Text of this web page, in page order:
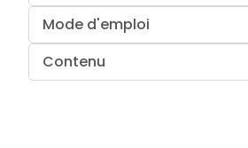
Mode d'emploi
Contenu